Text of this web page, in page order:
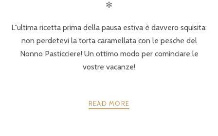
✻
L”ultima ricetta prima della pausa estiva è davvero squisita:
non perdetevi la torta caramellata con le pesche del
Nonno Pasticciere! Un ottimo modo per cominciare le
vostre vacanze!
READ MORE